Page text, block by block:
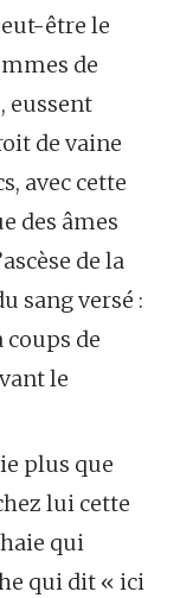
être le
de
eussent
de vaine
avec cette
des âmes
de la
sang versé :
coups de
le
plus que
lui cette
qui
qui dit « ici